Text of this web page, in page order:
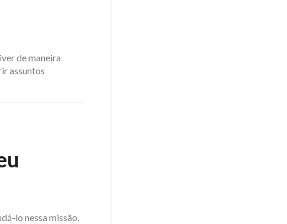
de maneira
assuntos
lo nessa missão,